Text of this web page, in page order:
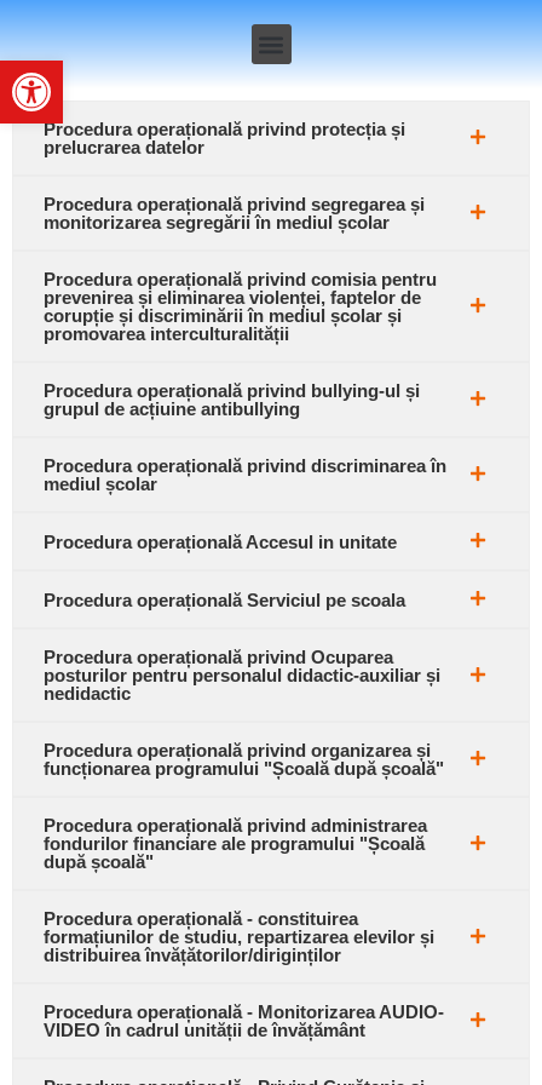
Deschide bara de unelte
Procedura operațională privind protecția și
prelucrarea datelor
Procedura operațională privind segregarea și
monitorizarea segregării în mediul școlar
Procedura operațională privind comisia pentru
prevenirea și eliminarea violenței, faptelor de
corupție și discriminării în mediul școlar și
promovarea interculturalității
Procedura operațională privind bullying-ul și
grupul de acțiuine antibullying
Procedura operațională privind discriminarea în
mediul școlar
Procedura operațională Accesul in unitate
Procedura operațională Serviciul pe scoala
Procedura operațională privind Ocuparea
posturilor pentru personalul didactic-auxiliar și
nedidactic
Procedura operațională privind organizarea și
funcționarea programului "Școală după școală"
Procedura operațională privind administrarea
fondurilor financiare ale programului "Școală
după școală"
Procedura operațională - constituirea
formațiunilor de studiu, repartizarea elevilor și
distribuirea învățătorilor/diriginților
Procedura operațională - Monitorizarea AUDIO-
VIDEO în cadrul unității de învățământ